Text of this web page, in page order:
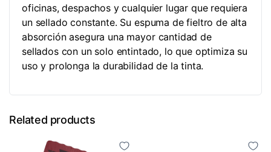
oficinas, despachos y cualquier lugar que requiera
un sellado constante. Su espuma de fieltro de alta
absorción asegura una mayor cantidad de
sellados con un solo entintado, lo que optimiza su
uso y prolonga la durabilidad de la tinta.
Related products